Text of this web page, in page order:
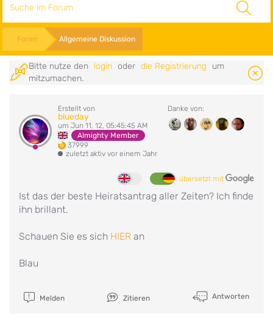
Foren Allgemeine Diskussion
Bitte nutze den login oder die Registrierung
um
mitzumachen.
Erstellt von
blueday
um Jun 11, 12, 05:45:45 AM
Almighty Member
37999
zuletzt aktiv vor einem Jahr
Danke von:
übersetzt mit
Ist das der beste Heiratsantrag aller Zeiten? Ich finde
ihn brillant.
Schauen Sie es sich HIER an
Blau
Melden Zitieren Antworten